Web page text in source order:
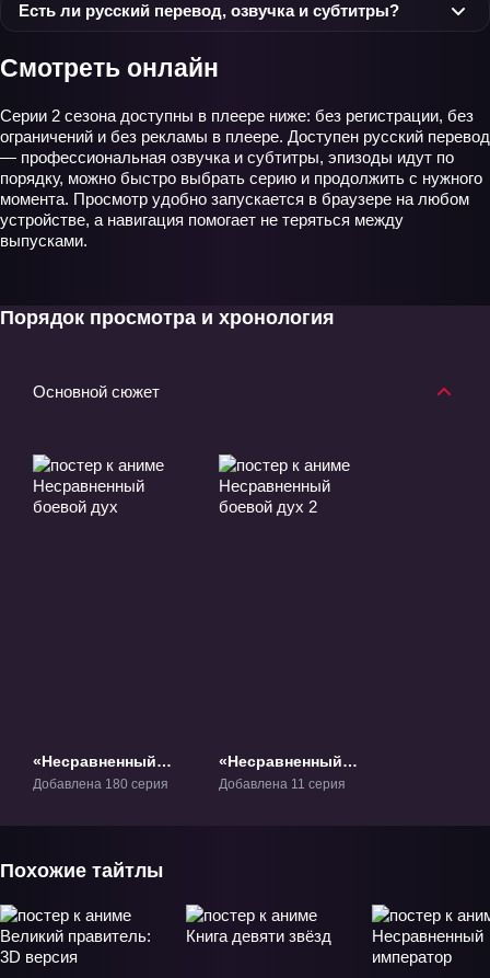
Есть ли русский перевод, озвучка и субтитры?
Смотреть онлайн
Серии 2 сезона доступны в плеере ниже: без регистрации, без
ограничений и без рекламы в плеере. Доступен русский перевод
— профессиональная озвучка и субтитры, эпизоды идут по
порядку, можно быстро выбрать серию и продолжить с нужного
момента. Просмотр удобно запускается в браузере на любом
устройстве, а навигация помогает не теряться между
выпусками.
Порядок просмотра и хронология
Основной сюжет
«Несравненный
боевой дух» ТВ-1
Добавлена 180 серия
«Несравненный
боевой дух 2» ТВ-2
Добавлена 11 серия
Похожие тайтлы